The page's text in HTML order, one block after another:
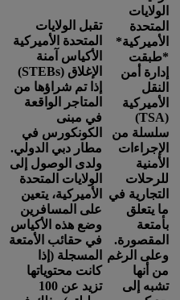
الولايات
المتحدة
الأميركية*
*طبقت
إدارة أمن
النقل
الأميركية
(TSA)
سلسلة من
الإجراءات
الأمنية
للرحلات
التجارية في
ما يتعلق
بأمتعة
المقصورة.
وعلى الرغم
من أنها
تشبه إلى
تقبل الولايات
المتحدة الأميركية
الأكياس آمنة
الإغلاق (STEBs)
إذا تم شراؤها من
المتاجر الواقعة
في مبنى
الكونكورس في
مطار دبي الدولي.
ولدى الوصول إلى
الولايات المتحدة
الأميركية، يتعين
على المسافرين
وضع هذه الأكياس
في حقائب الأمتعة
المسجلة (إذا
كانت محتوياتها
تزيد عن 100